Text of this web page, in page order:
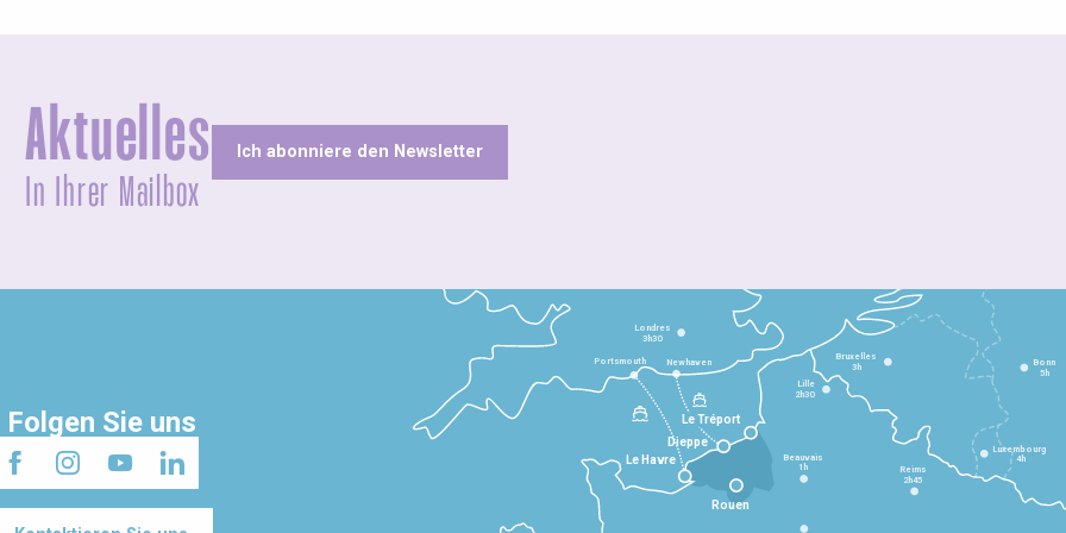
Aktuelles
In Ihrer Mailbox
Ich abonniere den Newsletter
Folgen Sie uns
Le Havre
Dieppe
Le Tréport
Beauvais
1h Reims
2h45
Lille
2h30
Bruxelles
3h
Londres
3h30
Newhaven
Portsmouth Bonn
5h
Luxembourg
4h
Rouen